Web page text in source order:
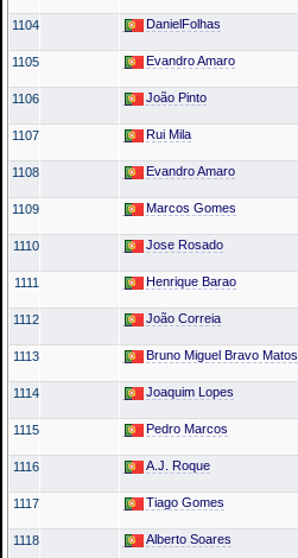
1104 DanielFolhas
1105 Evandro Amaro
1106 João Pinto
1107 Rui Mila
1108 Evandro Amaro
1109 Marcos Gomes
1110 Jose Rosado
1111 Henrique Barao
1112 João Correia
1113 Bruno Miguel Bravo Matos
1114 Joaquim Lopes
1115 Pedro Marcos
1116 A.J. Roque
1117 Tiago Gomes
1118 Alberto Soares